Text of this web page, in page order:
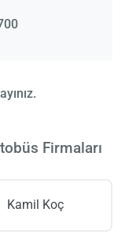
Firmaları
Kamil Koç